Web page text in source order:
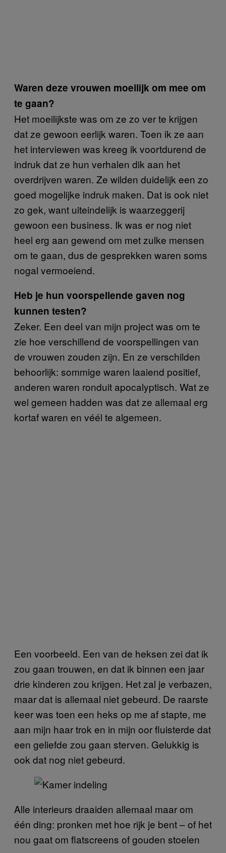
Waren deze vrouwen moeilijk om mee om
te gaan?
Het moeilijkste was om ze zo ver te krijgen
dat ze gewoon eerlijk waren. Toen ik ze aan
het interviewen was kreeg ik voortdurend de
indruk dat ze hun verhalen dik aan het
overdrijven waren. Ze wilden duidelijk een zo
goed mogelijke indruk maken. Dat is ook niet
zo gek, want uiteindelijk is waarzeggerij
gewoon een business. Ik was er nog niet
heel erg aan gewend om met zulke mensen
om te gaan, dus de gesprekken waren soms
nogal vermoeiend.
Heb je hun voorspellende gaven nog
kunnen testen?
Zeker. Een deel van mijn project was om te
zie hoe verschillend de voorspellingen van
de vrouwen zouden zijn. En ze verschilden
behoorlijk: sommige waren laaiend positief,
anderen waren ronduit apocalyptisch. Wat ze
wel gemeen hadden was dat ze allemaal erg
kortaf waren en véél te algemeen.
Een voorbeeld. Een van de heksen zei dat ik
zou gaan trouwen, en dat ik binnen een jaar
drie kinderen zou krijgen. Het zal je verbazen,
maar dat is allemaal niet gebeurd. De raarste
keer was toen een heks op me af stapte, me
aan mijn haar trok en in mijn oor fluisterde dat
een geliefde zou gaan sterven. Gelukkig is
ook dat nog niet gebeurd.
Alle interieurs draaiden allemaal maar om
één ding: pronken met hoe rijk je bent – of het
nou gaat om flatscreens of gouden stoelen